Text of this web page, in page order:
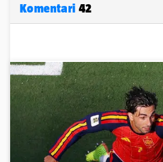
Komentari 42